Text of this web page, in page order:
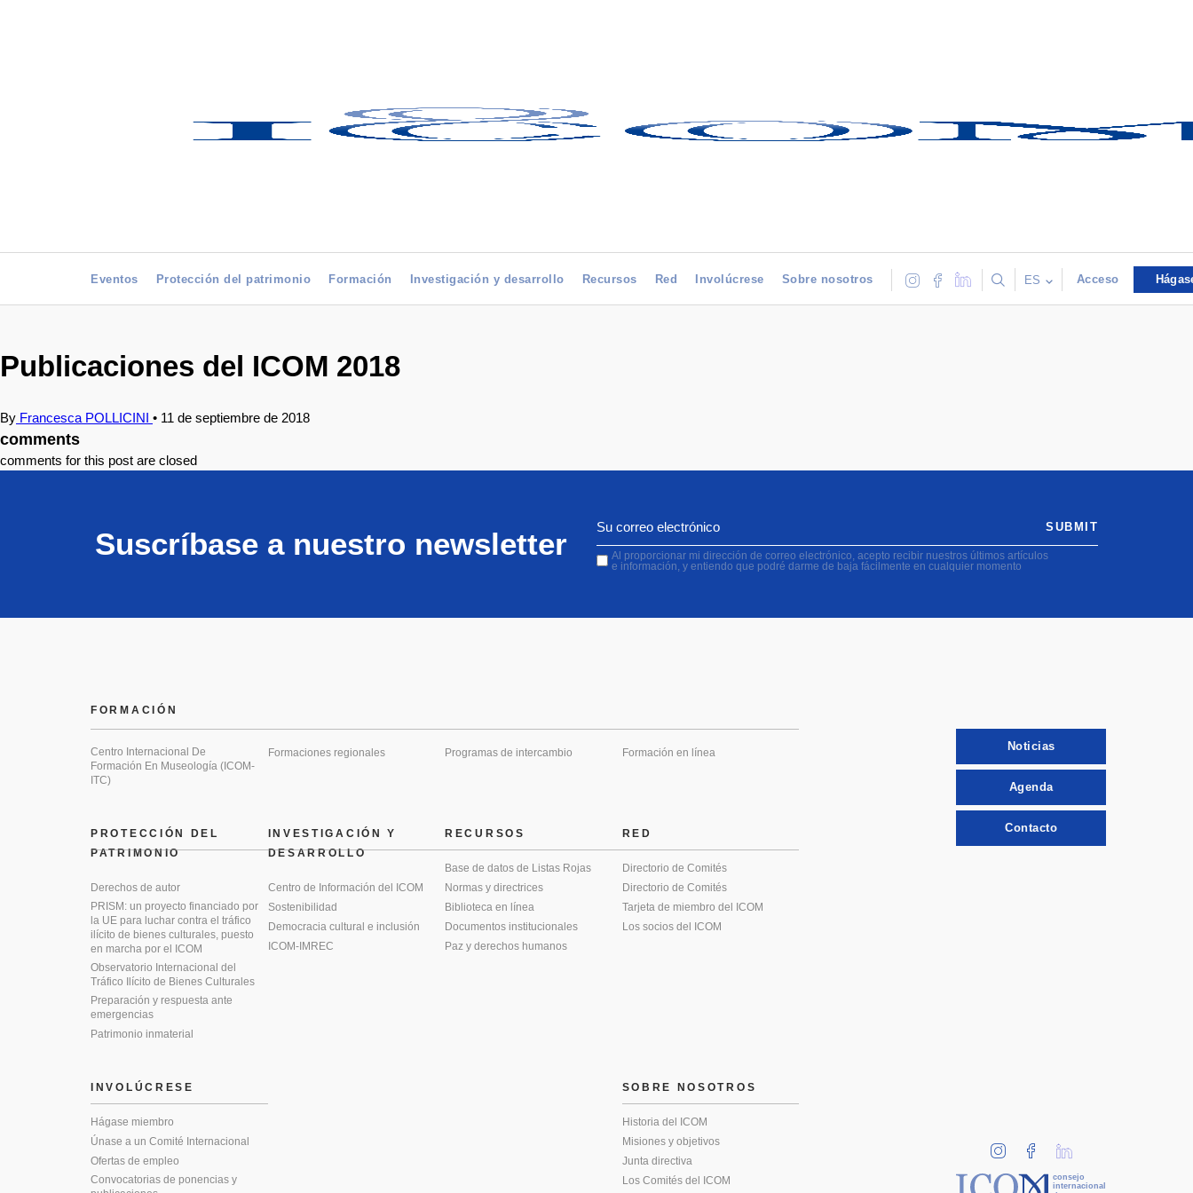
Eventos Protección del patrimonio Formación Investigación y desarrollo Recursos Red Involúcrese Sobre nosotros ES Acceso
Publicaciones del ICOM 2018
By Francesca POLLICINI • 11 de septiembre de 2018
comments
comments for this post are closed
Suscríbase a nuestro newsletter
Al proporcionar mi dirección de correo electrónico, acepto recibir nuestros últimos artículos
e información, y entiendo que podré darme de baja fácilmente en cualquier momento
SUBMIT
PROTECCIÓN DEL
PATRIMONIO
Derechos de autor
PRISM: un proyecto financiado por
la UE para luchar contra el tráfico
ilícito de bienes culturales, puesto
en marcha por el ICOM
Observatorio Internacional del
Tráfico Ilícito de Bienes Culturales
Preparación y respuesta ante
emergencias
Patrimonio inmaterial
FORMACIÓN
Centro Internacional De
Formación En Museología (ICOM-
ITC)
Formaciones regionales Programas de intercambio Formación en línea
INVESTIGACIÓN Y
DESARROLLO
Centro de Información del ICOM
Sostenibilidad
Democracia cultural e inclusión
ICOM-IMREC
RECURSOS
Base de datos de Listas Rojas
Normas y directrices
Biblioteca en línea
Documentos institucionales
Paz y derechos humanos
RED
Directorio de Comités
Directorio de Comités
Tarjeta de miembro del ICOM
Los socios del ICOM
INVOLÚCRESE
Hágase miembro
Únase a un Comité Internacional
Ofertas de empleo
Convocatorias de ponencias y
SOBRE NOSOTROS
Historia del ICOM
Misiones y objetivos
Junta directiva
Los Comités del ICOM
Noticias
Agenda
Contacto
consejo
internacional